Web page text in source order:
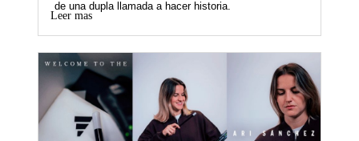
de una dupla llamada a hacer historia.
Leer mas